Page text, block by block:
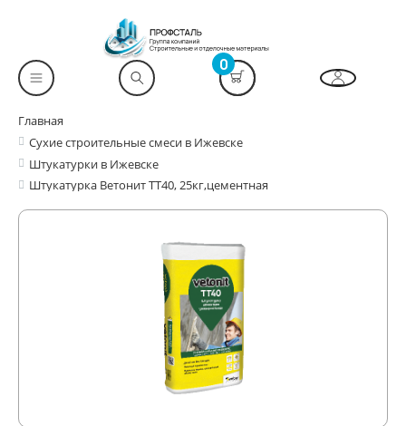
0
Главная
Сухие строительные смеси в Ижевске
Штукатурки в Ижевске
Штукатурка Ветонит ТТ40, 25кг,цементная